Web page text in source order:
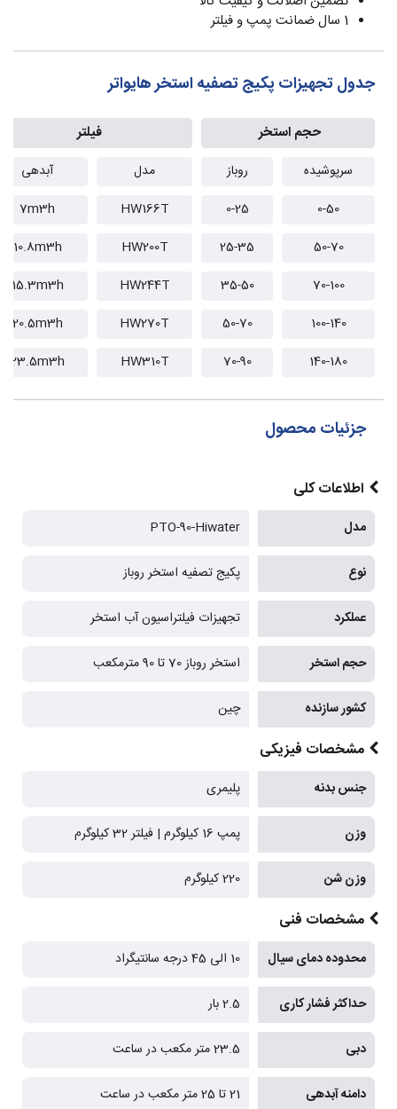
1 سال ضمانت پمپ و فیلتر
جدول تجهیزات پکیج تصفیه استخر هایواتر
حجم استخر فیلتر
سرپوشیده روباز مدل
آبدهی
0-50
0-25
HW166T
7m3h
50-70
25-35
HW200T
10.8m3h
70-100
35-50
HW244T
15.3m3h
100-140
50-70
HW270T
20.5m3h
140-180
70-90
HW310T
23.5m3h
جزئیات محصول
اطلاعات کلی
مدل PTO-90-Hiwater
نوع پکیج تصفیه استخر روباز
عملکرد تجهیزات فیلتراسیون آب استخر
حجم استخر استخر روباز 70 تا 90 مترمکعب
کشور سازنده چین
مشخصات فیزیکی
جنس بدنه پلیمری
وزن پمپ 16 کیلوگرم | فیلتر 32 کیلوگرم
وزن شن 220 کیلوگرم
مشخصات فنی
محدوده دمای سیال 10 الی 45 درجه سانتیگراد
حداکثر فشار کاری 2.5 بار
دبی 23.5 متر مکعب در ساعت
دامنه آبدهی 21 تا 25 متر مکعب در ساعت